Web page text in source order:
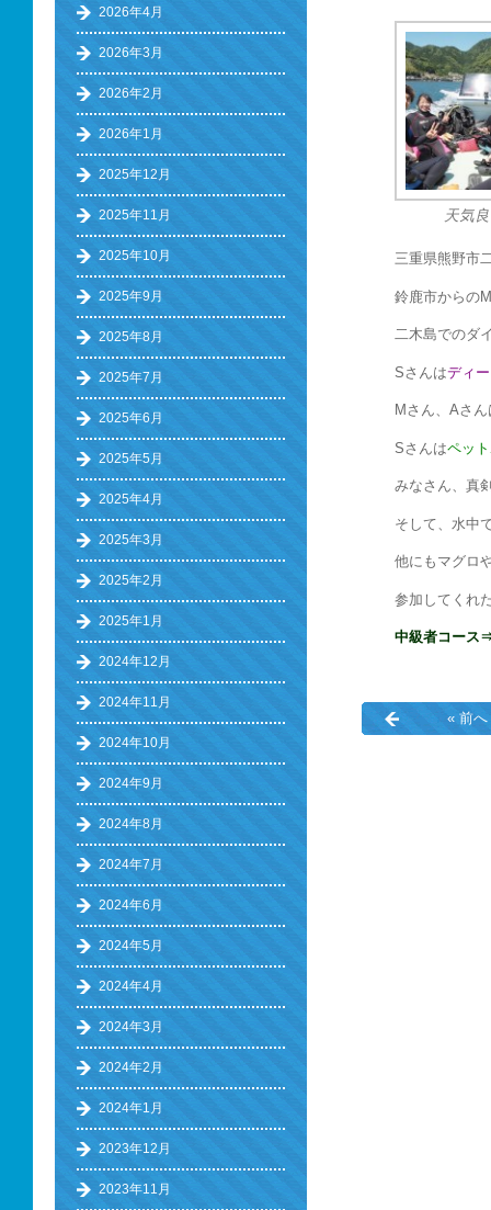
天気
三重県熊野市
鈴鹿市からの
二木島でのダ
Sさんはディ
Mさん、Aさ
Sさんはペッ
みなさん、真
そして、水中
他にもマグロ
参加してくれ
中級者コース
« 前へ
2026年4月
2026年3月
2026年2月
2026年1月
2025年12月
2025年11月
2025年10月
2025年9月
2025年8月
2025年7月
2025年6月
2025年5月
2025年4月
2025年3月
2025年2月
2025年1月
2024年12月
2024年11月
2024年10月
2024年9月
2024年8月
2024年7月
2024年6月
2024年5月
2024年4月
2024年3月
2024年2月
2024年1月
2023年12月
2023年11月